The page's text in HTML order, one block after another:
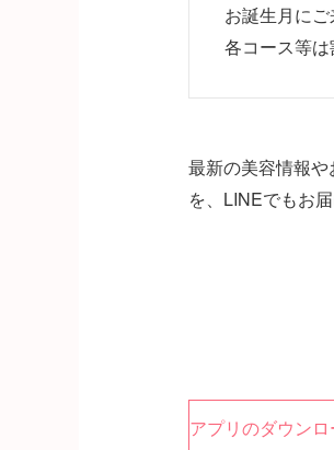
お誕生月に
各コース等は
最新の美容情報
を、LINEでもお
アプリのダウン